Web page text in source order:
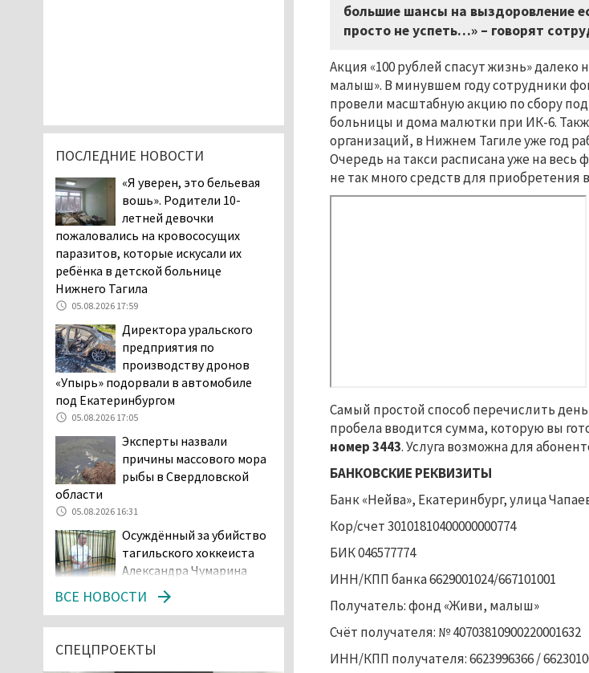
большие шансы на выздоровление
просто не успеть…» – говорят
Акция «100 рублей спасут жизнь»
малыш». В минувшем году сотрудники
провели масштабную акцию по сбору
больницы и дома малютки при ИК-6.
организаций, в Нижнем Тагиле уже год
Очередь на такси расписана уже на
не так много средств для приобретения
Самый простой способ перечислить
пробела вводится сумма, которую вы
номер 3443. Услуга возможна для
БАНКОВСКИЕ РЕКВИЗИТЫ
Банк «Нейва», Екатеринбург, улица
Кор/счет 30101810400000000774
БИК 046577774
ИНН/КПП банка 6629001024/667101001
Получатель: фонд «Живи, малыш»
Счёт получателя: № 40703810900220001632
ИНН/КПП получателя: 6623996366 /
ПОСЛЕДНИЕ НОВОСТИ
«Я уверен, это бельевая
вошь». Родители 10-
летней девочки
пожаловались на кровососущих
паразитов, которые искусали их
ребёнка в детской больнице
Нижнего Тагила
05.08.2026 17:59
Директора уральского
предприятия по
производству дронов
«Упырь» подорвали в автомобиле
под Екатеринбургом
05.08.2026 17:05
Эксперты назвали
причины массового мора
рыбы в Свердловской
области
05.08.2026 16:31
Осуждённый за убийство
тагильского хоккеиста
Александра Чумарина
Самат Хазипов в очередной раз
попал на скамью подсудимых
Уральского депутата
ВСЕ НОВОСТИ
СПЕЦПРОЕКТЫ